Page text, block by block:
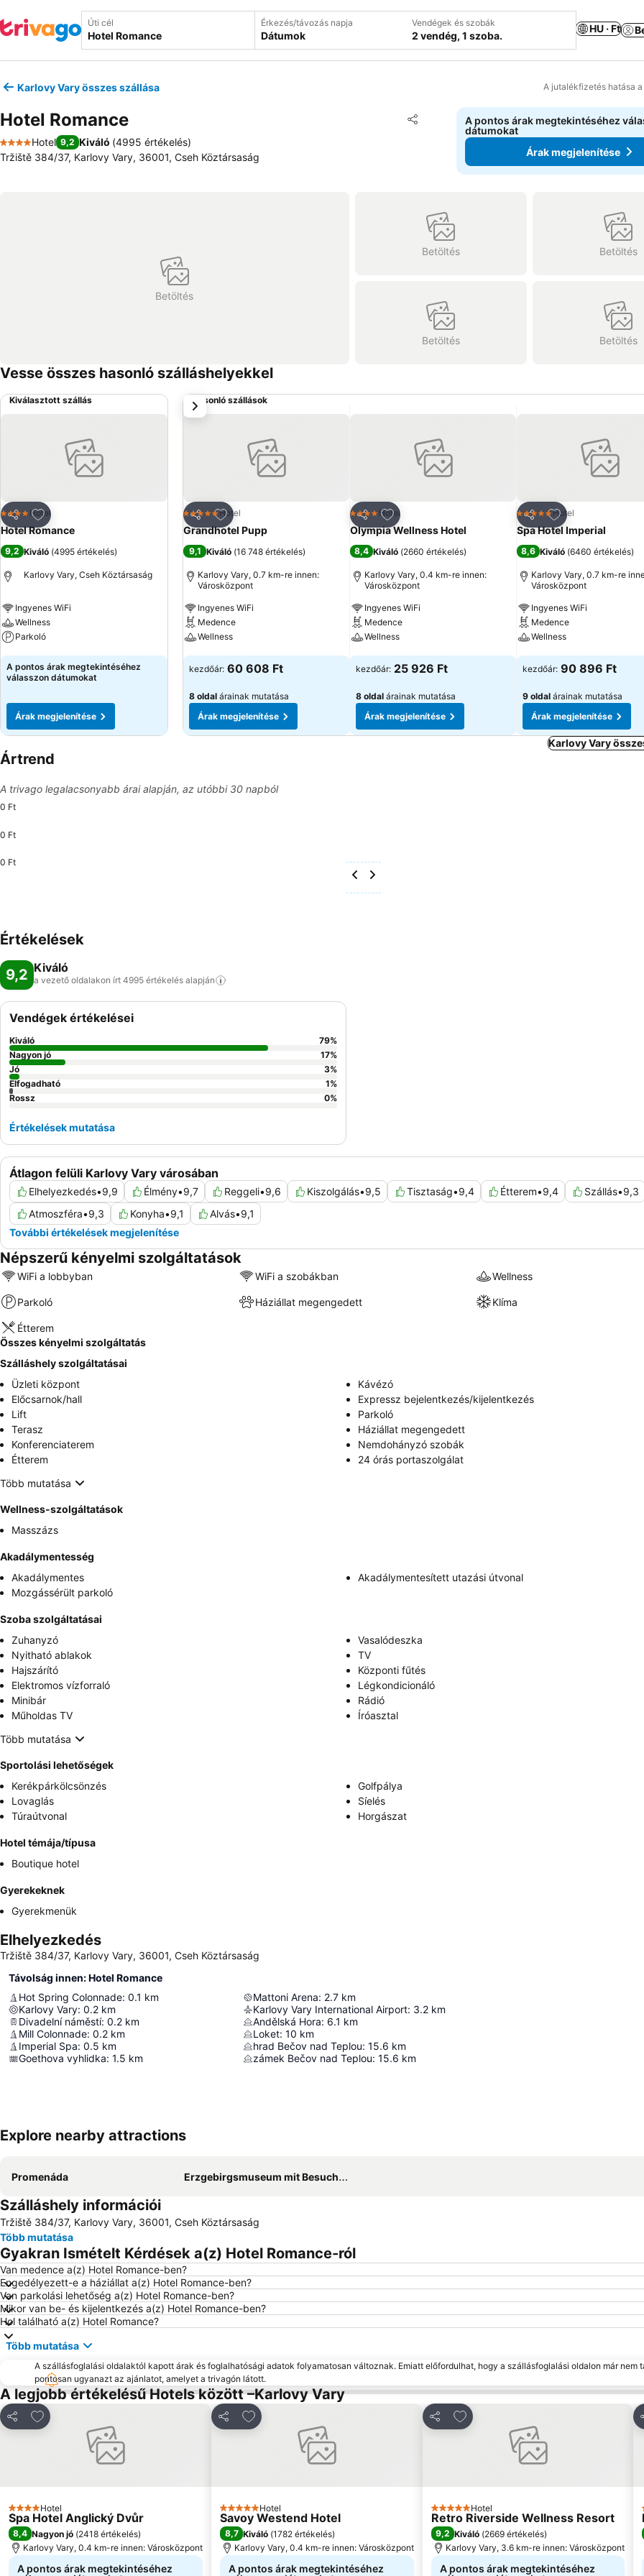
Úti cél Érkezés/távozás napja
Dátumok
Vendégek és szobák
2 vendég, 1 szoba.
HU · Ft
Karlovy Vary összes szállása A jutalékfizetés hatása
Hotel Romance Megosztás
Hozzáadás a kedvencekhez
4 Kategória
Hotel 9,2 Kiváló (4995 értékelés)
Tržiště 384/37, Karlovy Vary, 36001, Cseh Köztársaság
A pontos árak megtekintéséhez
dátumokat
Árak megjelenítése
Betöltés
Betöltés Betöltés
Betöltés Betöltés
Vesse összes hasonló szálláshelyekkel
Kiválasztott szállás
Megosztás
Hozzáadás a kedvencekhez
4 Kategória
Hotel
Hotel Romance
9,2 Kiváló (4995 értékelés)
Karlovy Vary, Cseh Köztársaság
Ingyenes WiFi
Wellness
Parkoló
Árak megjelenítése
A pontos árak megtekintéséhez
válasszon dátumokat
Árak megjelenítése
Hasonló szállások
Megosztás
Hozzáadás a kedvencekhez
5 KategóriaHotel
Grandhotel Pupp
9,1 Kiváló (16 748 értékelés)
Karlovy Vary, 0.7 km-re innen:
Városközpont
Ingyenes WiFi
Medence
Wellness
Árak megjelenítése
kezdőár: 60 608 Ft
8 oldal árainak mutatása
Árak megjelenítése
Megosztás
Hozzáadás a kedvencekhez
4 Kategória
Hotel
Olympia Wellness Hotel
8,4 Kiváló (2660 értékelés)
Karlovy Vary, 0.4 km-re innen:
Városközpont
Ingyenes WiFi
Medence
Wellness
Árak megjelenítése
kezdőár: 25 926 Ft
8 oldal árainak mutatása
Árak megjelenítése
Megosztás
Hozzáadás a
5 KategóriaHotel
Spa Hotel Imperial
8,6 Kiváló (6460 értékelés)
Karlovy Vary, 0.7 km-re
Városközpont
Ingyenes WiFi
Medence
Wellness
Árak megjelenítése
kezdőár: 90 896 Ft
9 oldal árainak mutatása
Árak megjelenítése
következő
Karlovy Vary
Ártrend
A trivago legalacsonyabb árai alapján, az utóbbi 30 napból
0 Ft
0 Ft
0 Ft
Értékelések
9,2 Kiváló
a vezető oldalakon írt 4995 értékelés alapján
Átlagon felüli Karlovy Vary városában
Elhelyezkedés•9,9 Élmény•9,7 Reggeli•9,6 Kiszolgálás•9,5 Tisztaság•9,4 Étterem•9,4 Szállás•9,3
Atmoszféra•9,3 Konyha•9,1 Alvás•9,1
További értékelések megjelenítése
Vendégek értékelései
Kiváló 79%
Nagyon jó
17%
Jó
3%
Elfogadható
1%
Rossz
0%
Értékelések mutatása
Népszerű kényelmi szolgáltatások
WiFi a lobbyban WiFi a szobákban Wellness
Parkoló Háziállat megengedett Klíma
Étterem
Összes kényelmi szolgáltatás
Szálláshely szolgáltatásai
Üzleti központ
Kávézó
Előcsarnok/hall
Expressz bejelentkezés/kijelentkezés
Lift
Parkoló
Terasz
Háziállat megengedett
Konferenciaterem
Nemdohányzó szobák
Étterem
24 órás portaszolgálat
Több mutatása
Wellness-szolgáltatások
Masszázs
Akadálymentesség
Akadálymentes
Akadálymentesített utazási útvonal
Mozgássérült parkoló
Szoba szolgáltatásai
Zuhanyzó
Vasalódeszka
Nyitható ablakok
TV
Hajszárító
Központi fűtés
Elektromos vízforraló
Légkondicionáló
Minibár
Rádió
Műholdas TV
Íróasztal
Több mutatása
Sportolási lehetőségek
Kerékpárkölcsönzés
Golfpálya
Lovaglás
Síelés
Túraútvonal
Horgászat
Hotel témája/típusa
Boutique hotel
Gyerekeknek
Gyerekmenük
Elhelyezkedés
Tržiště 384/37, Karlovy Vary, 36001, Cseh Köztársaság
Távolság innen: Hotel Romance
Hot Spring Colonnade: 0.1 km
Karlovy Vary: 0.2 km
Divadelní náměstí: 0.2 km
Mill Colonnade: 0.2 km
Imperial Spa: 0.5 km
Goethova vyhlidka: 1.5 km
Mattoni Arena: 2.7 km
Karlovy Vary International Airport: 3.2 km
Andělská Hora: 6.1 km
Loket: 10 km
hrad Bečov nad Teplou: 15.6 km
zámek Bečov nad Teplou: 15.6 km
Explore nearby attractions
Promenáda Erzgebirgsmuseum mit Besucherbergwerk Im Gößner
Szálláshely információi
Tržiště 384/37, Karlovy Vary, 36001, Cseh Köztársaság
Több mutatása
Gyakran Ismételt Kérdések a(z) Hotel Romance-ról
Van medence a(z) Hotel Romance-ben?
Engedélyezett-e a háziállat a(z) Hotel Romance-ben?
Van parkolási lehetőség a(z) Hotel Romance-ben?
Mikor van be- és kijelentkezés a(z) Hotel Romance-ben?
Hol található a(z) Hotel Romance?
Több mutatása
A szállásfoglalási oldalaktól kapott árak és foglalhatósági adatok folyamatosan változnak. Emiatt előfordulhat, hogy a szállásfoglalási oldalon már nem
pontosan ugyanazt az ajánlatot, amelyet a trivagón látott.
A legjobb értékelésű Hotels között –Karlovy Vary
Megosztás
Hozzáadás a kedvencekhez
4 Kategória
Hotel
Spa Hotel Anglický Dvůr
8,4 Nagyon jó (2418 értékelés)
Karlovy Vary, 0.4 km-re innen: Városközpont
A pontos árak megtekintéséhez
Megosztás
Hozzáadás a kedvencekhez
5 Kategória
Hotel
Savoy Westend Hotel
8,7 Kiváló (1782 értékelés)
Karlovy Vary, 0.4 km-re innen: Városközpont
A pontos árak megtekintéséhez
Megosztás
Hozzáadás a kedvencekhez
5 Kategória
Hotel
Retro Riverside Wellness Resort
9,2 Kiváló (2669 értékelés)
Karlovy Vary, 3.6 km-re innen: Városközpont
A pontos árak megtekintéséhez